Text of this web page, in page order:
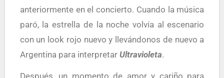
anteriormente en el concierto. Cuando la música
paró, la estrella de la noche volvía al escenario
con un look rojo nuevo y llevándonos de nuevo a
Argentina para interpretar Ultravioleta.
Después, un momento de amor y cariño para